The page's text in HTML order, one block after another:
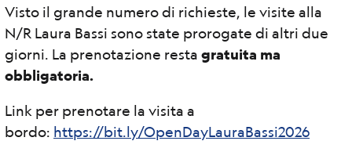
Visto il grande numero di richieste, le visite alla
N/R Laura Bassi sono state prorogate di altri due
giorni. La prenotazione resta gratuita ma
obbligatoria.
Link per prenotare la visita a
bordo: https://bit.ly/OpenDayLauraBassi2026